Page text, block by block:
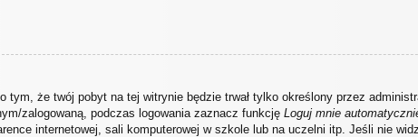
tym, że twój pobyt na tej witrynie będzie trwał tylko określony przez
zalogowaną, podczas logowania zaznacz funkcję Loguj mnie
internetowej, sali komputerowej w szkole lub na uczelni itp. Jeśli nie